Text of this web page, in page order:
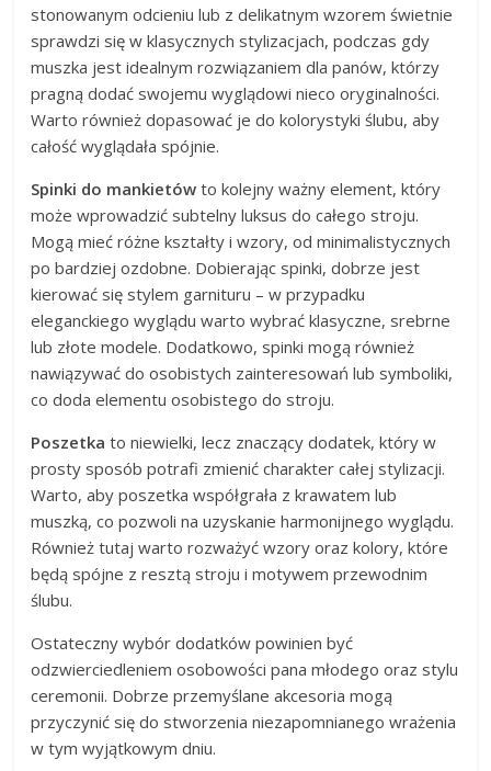
stonowanym odcieniu lub z delikatnym wzorem świetnie
sprawdzi się w klasycznych stylizacjach, podczas gdy
muszka jest idealnym rozwiązaniem dla panów, którzy
pragną dodać swojemu wyglądowi nieco oryginalności.
Warto również dopasować je do kolorystyki ślubu, aby
całość wyglądała spójnie.
Spinki do mankietów to kolejny ważny element, który
może wprowadzić subtelny luksus do całego stroju.
Mogą mieć różne kształty i wzory, od minimalistycznych
po bardziej ozdobne. Dobierając spinki, dobrze jest
kierować się stylem garnituru – w przypadku
eleganckiego wyglądu warto wybrać klasyczne, srebrne
lub złote modele. Dodatkowo, spinki mogą również
nawiązywać do osobistych zainteresowań lub symboliki,
co doda elementu osobistego do stroju.
Poszetka to niewielki, lecz znaczący dodatek, który w
prosty sposób potrafi zmienić charakter całej stylizacji.
Warto, aby poszetka współgrała z krawatem lub
muszką, co pozwoli na uzyskanie harmonijnego wyglądu.
Również tutaj warto rozważyć wzory oraz kolory, które
będą spójne z resztą stroju i motywem przewodnim
ślubu.
Ostateczny wybór dodatków powinien być
odzwierciedleniem osobowości pana młodego oraz stylu
ceremonii. Dobrze przemyślane akcesoria mogą
przyczynić się do stworzenia niezapomnianego wrażenia
w tym wyjątkowym dniu.